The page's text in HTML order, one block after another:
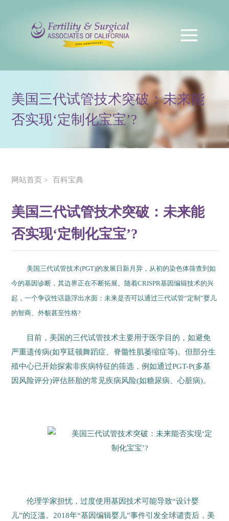
美国三代试管技术突破：未来能
否实现‘定制化宝宝’?
网站首页 > 百科宝典
美国三代试管技术突破：未来能
否实现‘定制化宝宝’?
美国三代试管技术(PGT)的发展日新月异，从初的染色体筛查到如
今的基因诊断，其边界正在不断拓展。随着CRISPR基因编辑技术的兴
起，一个争议性话题浮出水面：未来是否可以通过三代试管“定制”婴儿
的智商、外貌甚至性格?
目前，美国的三代试管技术主要用于医学目的，如避免
严重遗传病(如亨廷顿舞蹈症、脊髓性肌萎缩症等)。但部分生
殖中心已开始探索非疾病特征的筛选，例如通过PGT-P(多基
因风险评分)评估胚胎的常见疾病风险(如糖尿病、心脏病)。
伦理学家担忧，过度使用基因技术可能导致“设计婴
儿”的泛滥。2018年“基因编辑婴儿”事件引发全球谴责后，美